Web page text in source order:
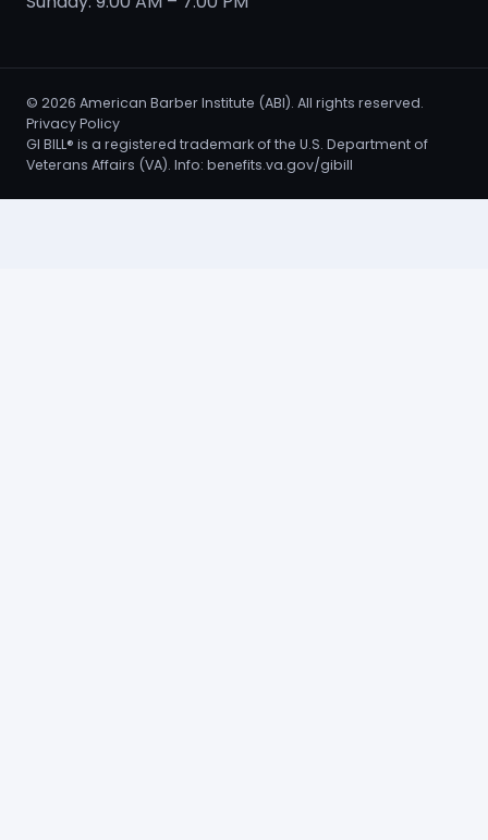
© 2026 American Barber Institute (ABI). All rights reserved.
Privacy Policy
GI BILL® is a registered trademark of the U.S. Department of
Veterans Affairs (VA). Info: benefits.va.gov/gibill